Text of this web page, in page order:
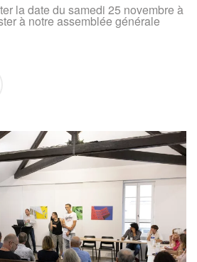
la date du samedi 25 novembre à
à notre assemblée générale